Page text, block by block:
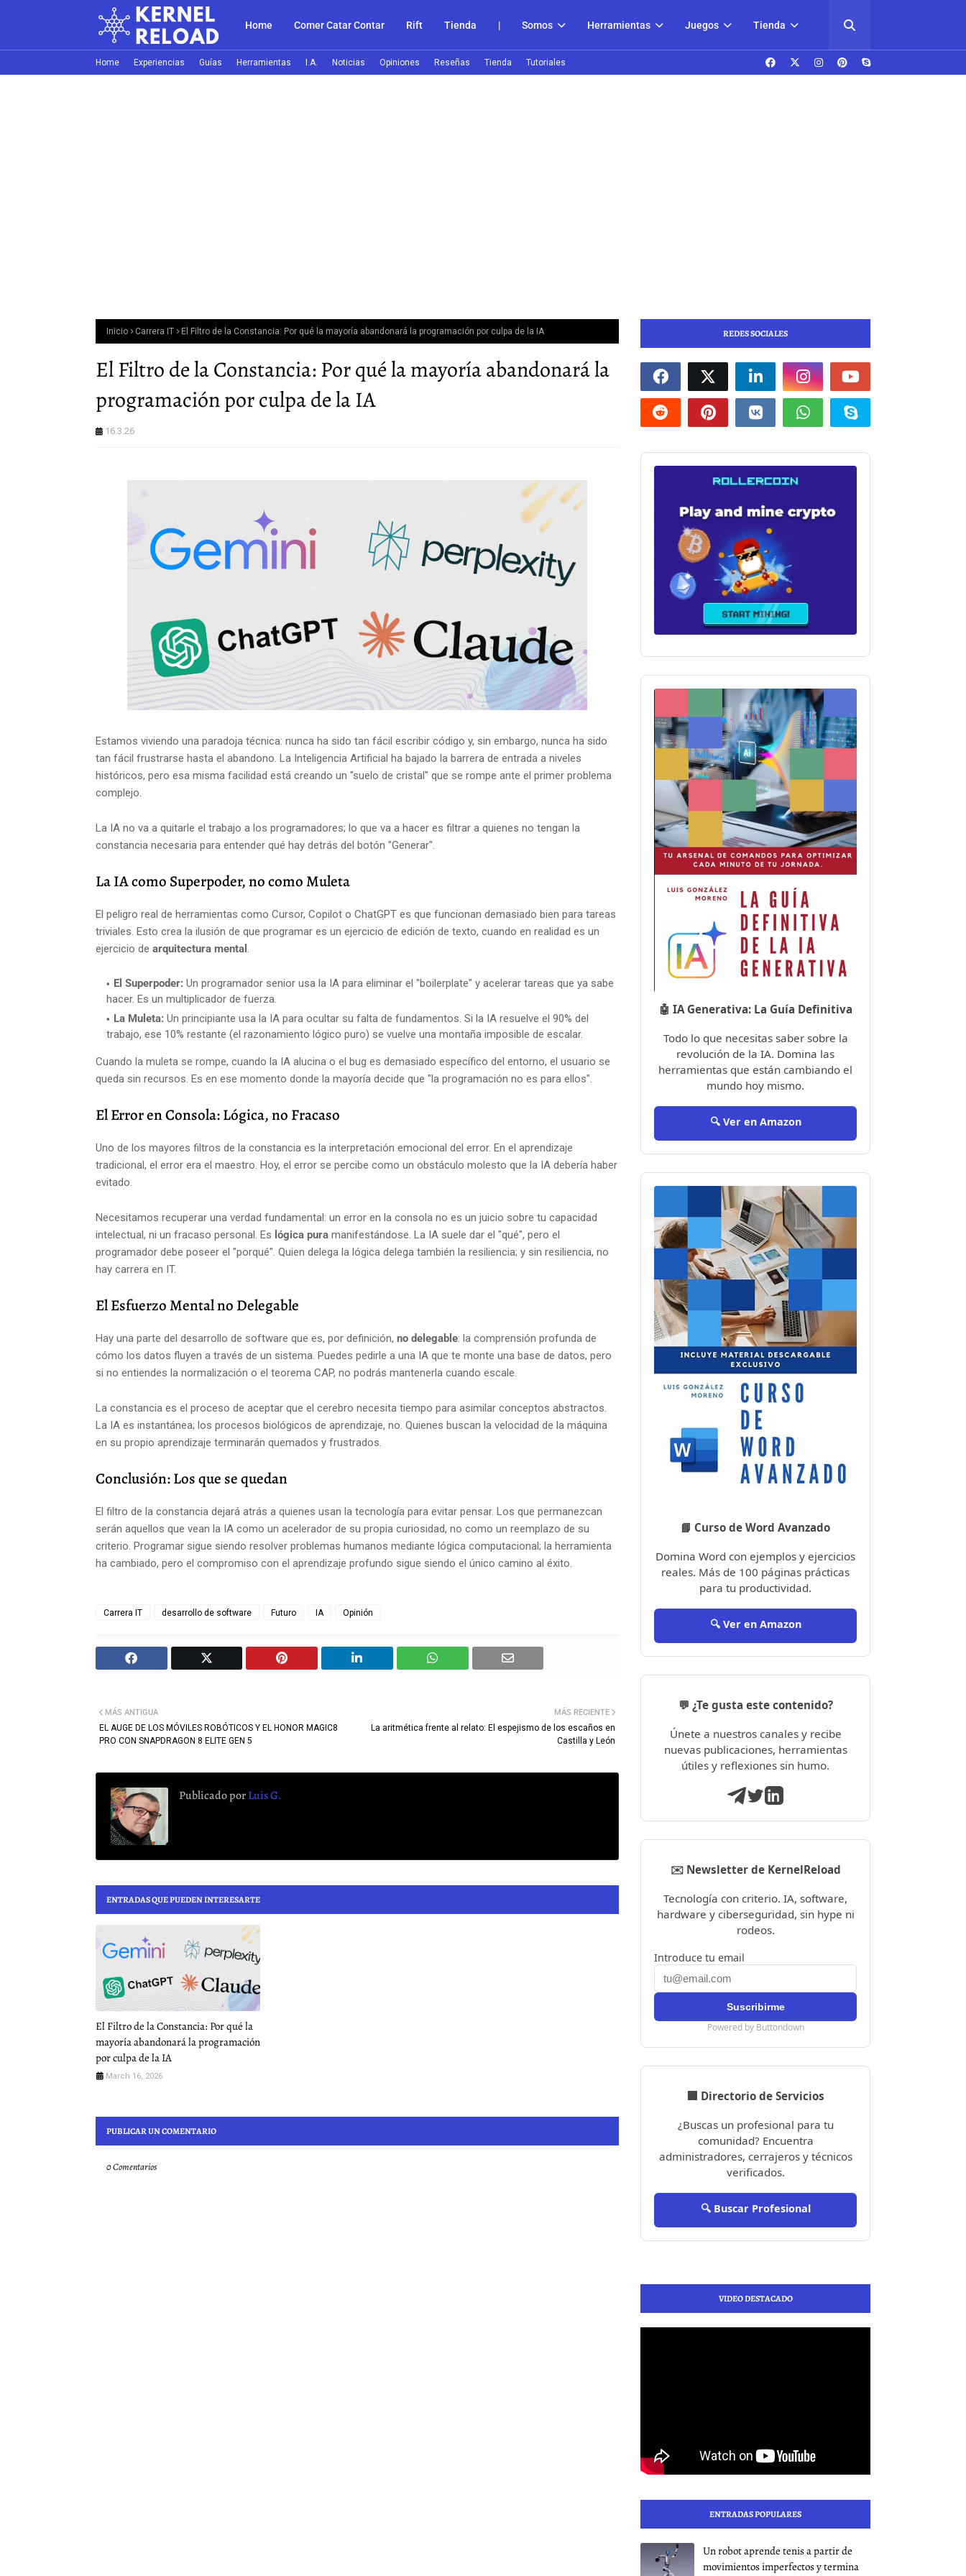
Home Comer Catar Contar Rift Tienda | Somos Herramientas Juegos Tienda
Home Experiencias Guías Herramientas I.A. Noticias Opiniones Reseñas Tienda Tutoriales
Inicio Carrera IT El Filtro de la Constancia: Por qué la mayoría abandonará la programación por culpa de la IA
El Filtro de la Constancia: Por qué la mayoría abandonará la
programación por culpa de la IA
16.3.26
Estamos viviendo una paradoja técnica: nunca ha sido tan fácil escribir código y, sin embargo, nunca ha sido
tan fácil frustrarse hasta el abandono. La Inteligencia Artificial ha bajado la barrera de entrada a niveles
históricos, pero esa misma facilidad está creando un "suelo de cristal" que se rompe ante el primer problema
complejo.
La IA no va a quitarle el trabajo a los programadores; lo que va a hacer es filtrar a quienes no tengan la
constancia necesaria para entender qué hay detrás del botón "Generar".
La IA como Superpoder, no como Muleta
El peligro real de herramientas como Cursor, Copilot o ChatGPT es que funcionan demasiado bien para tareas
triviales. Esto crea la ilusión de que programar es un ejercicio de edición de texto, cuando en realidad es un
ejercicio de arquitectura mental .
El Superpoder: Un programador senior usa la IA para eliminar el "boilerplate" y acelerar tareas que ya sabe
hacer. Es un multiplicador de fuerza.
La Muleta: Un principiante usa la IA para ocultar su falta de fundamentos. Si la IA resuelve el 90% del
trabajo, ese 10% restante (el razonamiento lógico puro) se vuelve una montaña imposible de escalar.
Cuando la muleta se rompe, cuando la IA alucina o el bug es demasiado específico del entorno, el usuario se
queda sin recursos. Es en ese momento donde la mayoría decide que "la programación no es para ellos".
El Error en Consola: Lógica, no Fracaso
Uno de los mayores filtros de la constancia es la interpretación emocional del error. En el aprendizaje
tradicional, el error era el maestro. Hoy, el error se percibe como un obstáculo molesto que la IA debería haber
evitado.
Necesitamos recuperar una verdad fundamental: un error en la consola no es un juicio sobre tu capacidad
intelectual, ni un fracaso personal. Es lógica pura manifestándose. La IA suele dar el "qué", pero el
programador debe poseer el "porqué". Quien delega la lógica delega también la resiliencia; y sin resiliencia, no
hay carrera en IT.
El Esfuerzo Mental no Delegable
Hay una parte del desarrollo de software que es, por definición, no delegable: la comprensión profunda de
cómo los datos fluyen a través de un sistema. Puedes pedirle a una IA que te monte una base de datos, pero
si no entiendes la normalización o el teorema CAP, no podrás mantenerla cuando escale.
La constancia es el proceso de aceptar que el cerebro necesita tiempo para asimilar conceptos abstractos.
La IA es instantánea; los procesos biológicos de aprendizaje, no. Quienes buscan la velocidad de la máquina
en su propio aprendizaje terminarán quemados y frustrados.
Conclusión: Los que se quedan
El filtro de la constancia dejará atrás a quienes usan la tecnología para evitar pensar. Los que permanezcan
serán aquellos que vean la IA como un acelerador de su propia curiosidad, no como un reemplazo de su
criterio. Programar sigue siendo resolver problemas humanos mediante lógica computacional; la herramienta
ha cambiado, pero el compromiso con el aprendizaje profundo sigue siendo el único camino al éxito.
Carrera IT desarrollo de software Futuro IA Opinión
MÁS RECIENTE
La aritmética frente al relato: El espejismo de los escaños en
Castilla y León
MÁS ANTIGUA
EL AUGE DE LOS MÓVILES ROBÓTICOS Y EL HONOR MAGIC8
PRO CON SNAPDRAGON 8 ELITE GEN 5
Publicado porLuis G.
ENTRADAS QUE PUEDEN INTERESARTE
El Filtro de la Constancia: Por qué la
mayoría abandonará la programación
por culpa de la IA
March 16, 2026
PUBLICAR UN COMENTARIO
0 Comentarios
REDES SOCIALES
🤖 IA Generativa: La Guía Definitiva
Todo lo que necesitas saber sobre la
revolución de la IA. Domina las
herramientas que están cambiando el
mundo hoy mismo.
🔍 Ver en Amazon
📘 Curso de Word Avanzado
Domina Word con ejemplos y ejercicios
reales. Más de 100 páginas prácticas
para tu productividad.
🔍 Ver en Amazon
💬 ¿Te gusta este contenido?
Únete a nuestros canales y recibe
nuevas publicaciones, herramientas
útiles y reflexiones sin humo.
✉️ Newsletter de KernelReload
Tecnología con criterio. IA, software,
hardware y ciberseguridad, sin hype ni
rodeos.
Introduce tu email
Powered by Buttondown
🏢 Directorio de Servicios
¿Buscas un profesional para tu
comunidad? Encuentra
administradores, cerrajeros y técnicos
verificados.
🔍 Buscar Profesional
VIDEO DESTACADO
ENTRADAS POPULARES
Un robot aprende tenis a partir de
movimientos imperfectos y termina